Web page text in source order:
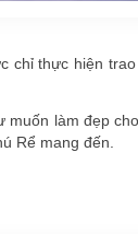
chỉ thực hiện
muốn làm đẹp
Rể mang đến.